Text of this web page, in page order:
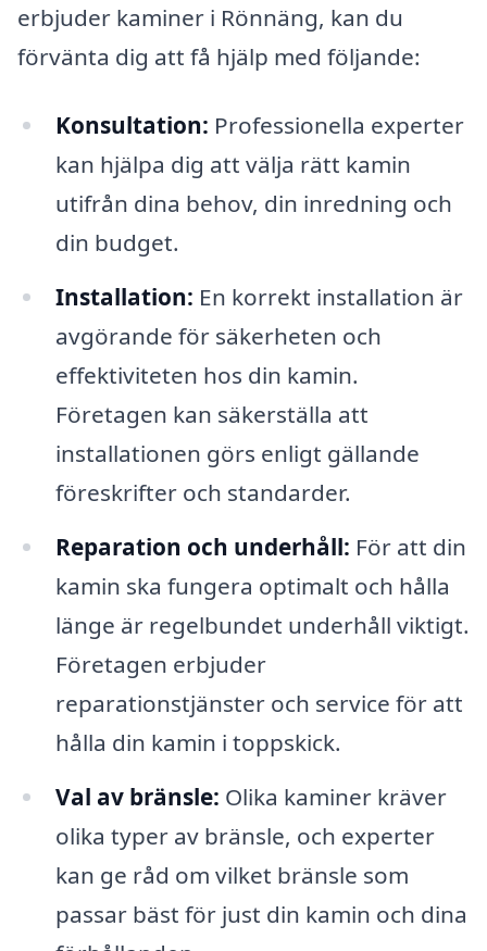
erbjuder kaminer i Rönnäng, kan du
förvänta dig att få hjälp med följande:
Konsultation: Professionella experter
kan hjälpa dig att välja rätt kamin
utifrån dina behov, din inredning och
din budget.
Installation: En korrekt installation är
avgörande för säkerheten och
effektiviteten hos din kamin.
Företagen kan säkerställa att
installationen görs enligt gällande
föreskrifter och standarder.
Reparation och underhåll: För att din
kamin ska fungera optimalt och hålla
länge är regelbundet underhåll viktigt.
Företagen erbjuder
reparationstjänster och service för att
hålla din kamin i toppskick.
Val av bränsle: Olika kaminer kräver
olika typer av bränsle, och experter
kan ge råd om vilket bränsle som
passar bäst för just din kamin och dina